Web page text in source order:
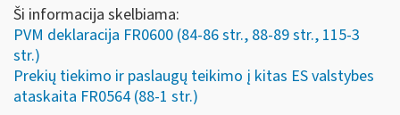
Ši informacija skelbiama:
PVM deklaracija FR0600 (84-86 str., 88-89 str., 115-3
str.)
Prekių tiekimo ir paslaugų teikimo į kitas ES valstybes
ataskaita FR0564 (88-1 str.)